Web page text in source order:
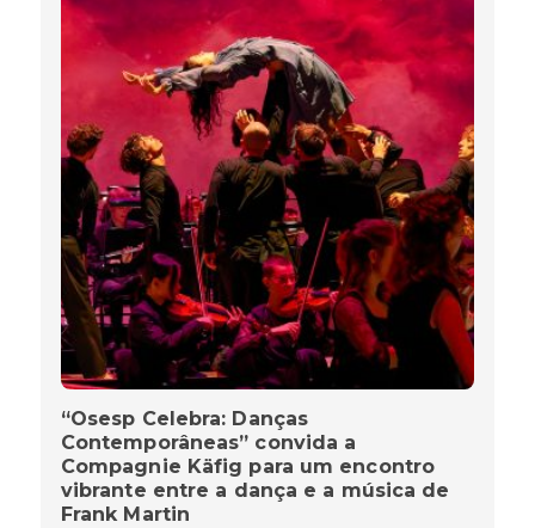
“Osesp Celebra: Danças
Contemporâneas” convida a
Compagnie Käfig para um encontro
vibrante entre a dança e a música de
Frank Martin